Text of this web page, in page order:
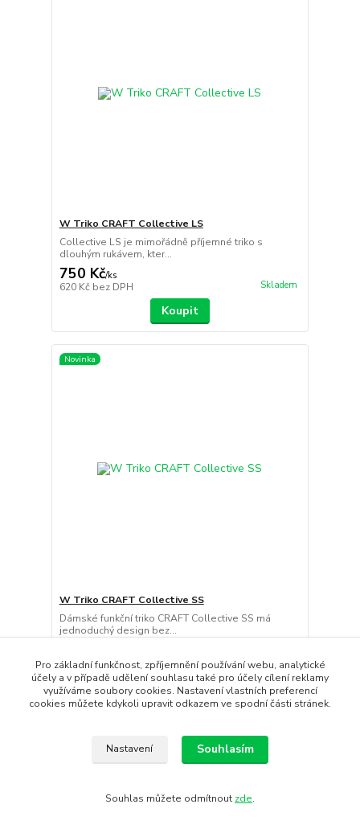
W Triko CRAFT Collective LS
Collective LS je mimořádně příjemné triko s
dlouhým rukávem, kter...
750 Kč/ks
620 Kč bez DPH Skladem
Koupit
Novinka
W Triko CRAFT Collective SS
Dámské funkční triko CRAFT Collective SS má
jednoduchý design bez...
620 Kčbez DPH Skladem
Koupit
Pro základní funkčnost, zpříjemnění používání webu, analytické
účely a v případě udělení souhlasu také pro účely cílení reklamy
využíváme soubory cookies. Nastavení vlastních preferencí
cookies můžete kdykoli upravit odkazem ve spodní části stránek.
Nastavení Souhlasím
Souhlas můžete odmítnout zde.